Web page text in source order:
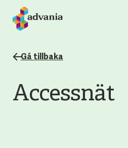
Gå tillbaka
Accessnät